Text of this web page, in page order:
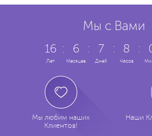
Мы с Вами
16
Лет
: 6
Месяцев
: 7
Дней
: 8
Часов
:
Мы любим наших
Клиентов!
Наши